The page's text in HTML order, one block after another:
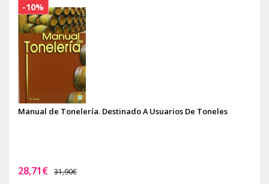
Manual de Tonelería. Destinado A Usuarios De Toneles
28,71€ 31,90€
-10%